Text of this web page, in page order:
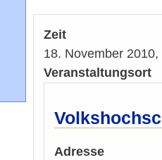
Zeit
18. November 2010,
Veranstaltungsort
Adresse